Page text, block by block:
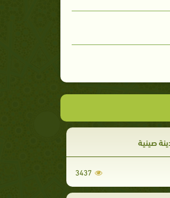
صينية
3437